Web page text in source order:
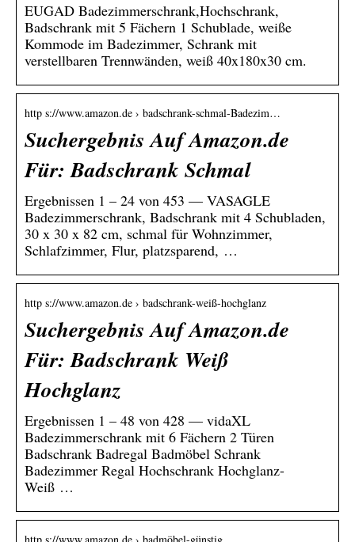
EUGAD Badezimmerschrank,Hochschrank,
Badschrank mit 5 Fächern 1 Schublade, weiße
Kommode im Badezimmer, Schrank mit
verstellbaren Trennwänden, weiß 40x180x30 cm.
http s://www.amazon.de › badschrank-schmal-Badezim…
Suchergebnis Auf Amazon.de
Für: Badschrank Schmal
Ergebnissen 1 – 24 von 453 — VASAGLE
Badezimmerschrank, Badschrank mit 4 Schubladen,
30 x 30 x 82 cm, schmal für Wohnzimmer,
Schlafzimmer, Flur, platzsparend, …
http s://www.amazon.de › badschrank-weiß-hochglanz
Suchergebnis Auf Amazon.de
Für: Badschrank Weiß
Hochglanz
Ergebnissen 1 – 48 von 428 — vidaXL
Badezimmerschrank mit 6 Fächern 2 Türen
Badschrank Badregal Badmöbel Schrank
Badezimmer Regal Hochschrank Hochglanz-
Weiß …